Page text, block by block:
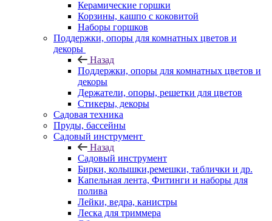
Керамические горшки
Корзины, кашпо с коковитой
Наборы горшков
Поддержки, опоры для комнатных цветов и
декоры
Назад
Поддержки, опоры для комнатных цветов и
декоры
Держатели, опоры, решетки для цветов
Стикеры, декоры
Садовая техника
Пруды, бассейны
Садовый инструмент
Назад
Садовый инструмент
Бирки, колышки,ремешки, таблички и др.
Капельная лента, Фитинги и наборы для
полива
Лейки, ведра, канистры
Леска для триммера